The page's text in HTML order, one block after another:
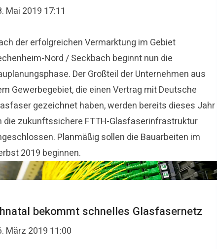
Mai 2019 17:11
der erfolgreichen Vermarktung im Gebiet
Nord / Seckbach beginnt nun die
Der Großteil der Unternehmen aus
Gewerbegebiet, die einen Vertrag mit Deutsche
gezeichnet haben, werden bereits dieses Jahr
die zukunftssichere FTTH-Glasfaserinfrastruktur
Planmäßig sollen die Bauarbeiten im
2019 beginnen.
bekommt schnelles Glasfasernetz
März 2019 11:00